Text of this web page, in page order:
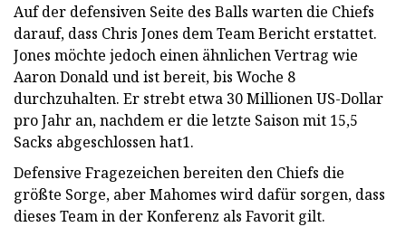
Auf der defensiven Seite des Balls warten die Chiefs
darauf, dass Chris Jones dem Team Bericht erstattet.
Jones möchte jedoch einen ähnlichen Vertrag wie
Aaron Donald und ist bereit, bis Woche 8
durchzuhalten. Er strebt etwa 30 Millionen US-Dollar
pro Jahr an, nachdem er die letzte Saison mit 15,5
Sacks abgeschlossen hat1.
Defensive Fragezeichen bereiten den Chiefs die
größte Sorge, aber Mahomes wird dafür sorgen, dass
dieses Team in der Konferenz als Favorit gilt.